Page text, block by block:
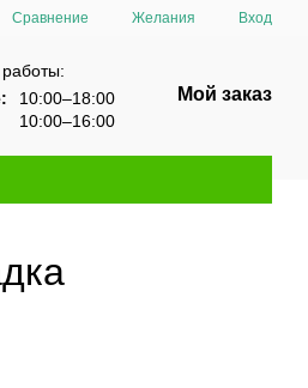
Сравнение Желания Вход
10:00–18:00
10:00–16:00
Мой заказ